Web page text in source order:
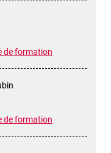
de formation
de formation